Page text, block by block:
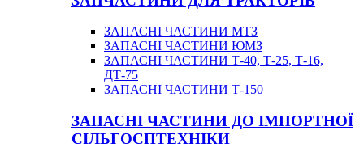
ЗАПАСНІ ЧАСТИНИ МТЗ
ЗАПАСНІ ЧАСТИНИ ЮМЗ
ЗАПАСНІ ЧАСТИНИ Т-40, Т-25, Т-16,
ДТ-75
ЗАПАСНІ ЧАСТИНИ Т-150
ЗАПАСНІ ЧАСТИНИ ДО ІМПОРТНОЇ
СІЛЬГОСПТЕХНІКИ